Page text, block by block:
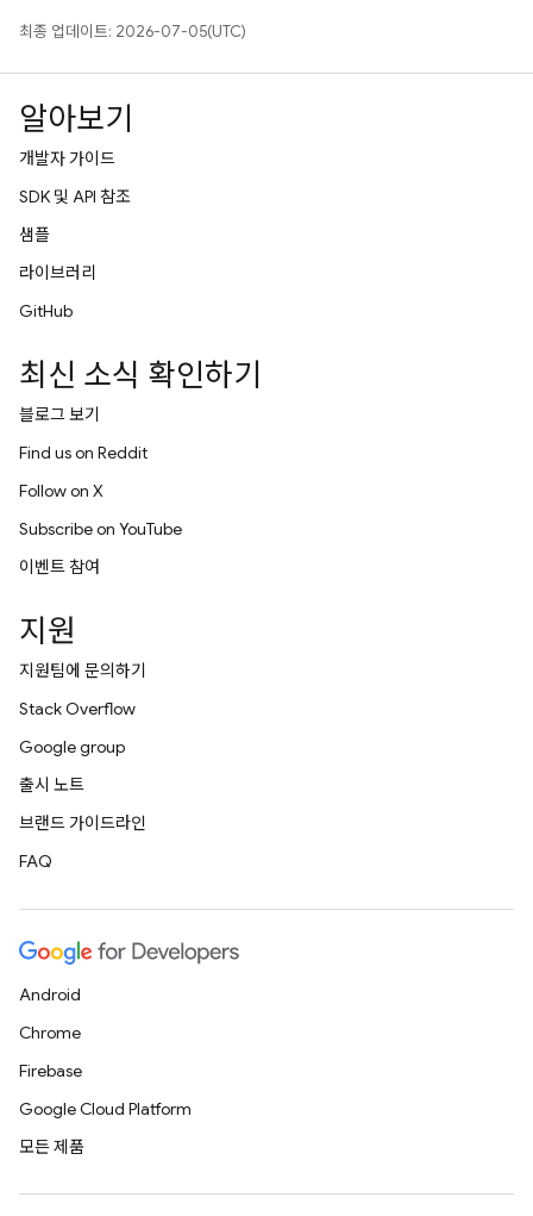
최종 업데이트: 2026-07-05(UTC)
알아보기
개발자 가이드
SDK 및 API 참조
샘플
라이브러리
GitHub
최신 소식 확인하기
블로그 보기
Find us on Reddit
Follow on X
Subscribe on YouTube
이벤트 참여
지원
지원팀에 문의하기
Stack Overflow
Google group
출시 노트
브랜드 가이드라인
FAQ
Android
Chrome
Firebase
Google Cloud Platform
모든 제품